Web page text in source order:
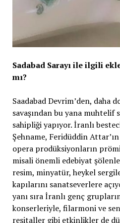
Sadabad Sarayı ile ilgili
mı?
Saadabad Devrim’den, daha
savaşından bu yana
sahipliği yapıyor. İranlı
Şehname, Feridüddin
opera prodüksiyonların
misali önemli edebiyat
resim, minyatür, heykel
kapılarını sanatseverlere
yanı sıra İranlı genç
konserleriyle, filarmoni ve
resitaller gibi etkinlikler de